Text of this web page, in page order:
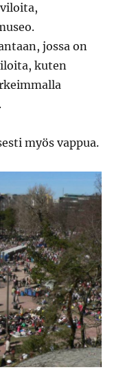
jossa on
kuten
myös vappua.